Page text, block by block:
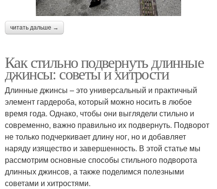
читать дальше →
Как стильно подвернуть длинные
джинсы: советы и хитрости
Длинные джинсы – это универсальный и практичный
элемент гардероба, который можно носить в любое
время года. Однако, чтобы они выглядели стильно и
современно, важно правильно их подвернуть. Подворот
не только подчеркивает длину ног, но и добавляет
наряду изящество и завершенность. В этой статье мы
рассмотрим основные способы стильного подворота
длинных джинсов, а также поделимся полезными
советами и хитростями.